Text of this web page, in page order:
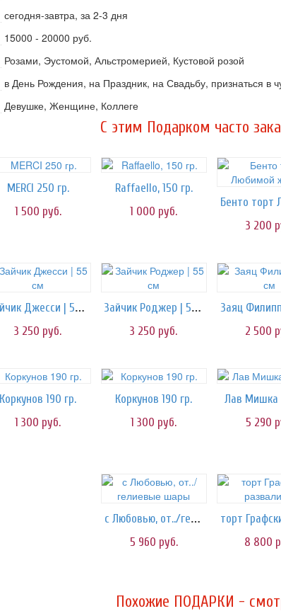
сегодня-завтра, за 2-3 дня
15000 - 20000 руб.
Розами, Эустомой, Альстромерией, Кустовой розой
в День Рождения, на Праздник, на Свадьбу, признаться в
Девушке, Женщине, Коллеге
C этим Подарком часто
MERCI 250 гр.
1 500 руб.
Raffaello, 150 гр.
1 000 руб.
3 200
Зайчик Джесси | 55 см
3 250 руб.
Зайчик Роджер | 55 см
3 250 руб.
Заяц
2 500
Коркунов 190 гр.
1 300 руб.
Коркунов 190 гр.
1 300 руб.
Лав Мишка
5 290
с Любовью, от../гелиевые шары
5 960 руб. 8 800
Похожие ПОДАРКИ -